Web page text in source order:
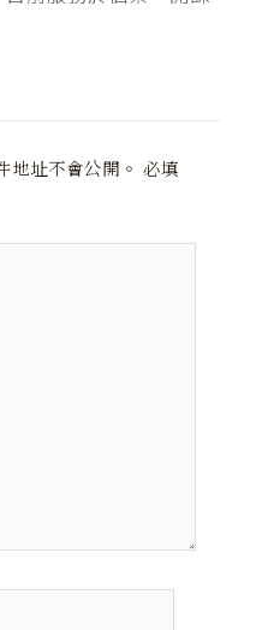
地址不會公開。 必填